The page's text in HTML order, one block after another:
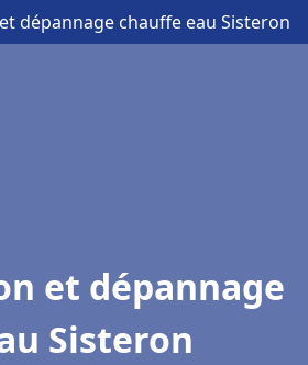
dépannage chauffe eau Sisteron
et dépannage
Sisteron